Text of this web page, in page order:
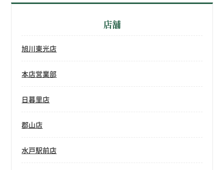
店舗
旭川東光店
本店営業部
日暮里店
郡山店
水戸駅前店